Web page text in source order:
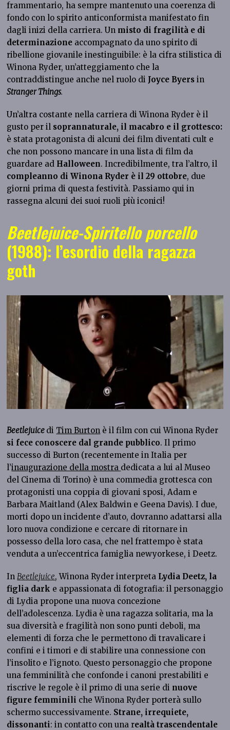
frammentario, ha sempre mantenuto una coerenza di
fondo con lo spirito anticonformista manifestato fin
dagli inizi della carriera. Un misto di fragilità e di
determinazione accompagnato da uno spirito di
ribellione giovanile inestinguibile: è la cifra stilistica di
Winona Ryder, un’atteggiamento che la
contraddistingue anche nel ruolo di Joyce Byers in
Stranger Things.
Un’altra costante nella carriera di Winona Ryder è il
gusto per il soprannaturale, il macabro e il grottesco:
è stata protagonista di alcuni dei film diventati cult e
che non possono mancare in una lista di film da
guardare ad Halloween. Incredibilmente, tra l’altro, il
compleanno di Winona Ryder è il 29 ottobre, due
giorni prima di questa festività. Passiamo qui in
rassegna alcuni dei suoi ruoli più iconici!
Beetlejuice-Spiritello porcello
(1988): l’esordio della ragazza
goth
Beetlejuice di Tim Burton è il film con cui Winona Ryder
si fece conoscere dal grande pubblico. Il primo
successo di Burton (recentemente in Italia per
l’inaugurazione della mostra dedicata a lui al Museo
del Cinema di Torino) è una commedia grottesca con
protagonisti una coppia di giovani sposi, Adam e
Barbara Maitland (Alex Baldwin e Geena Davis). I due,
morti dopo un incidente d’auto, dovranno adattarsi alla
loro nuova condizione e cercare di ritornare in
possesso della loro casa, che nel frattempo è stata
venduta a un’eccentrica famiglia newyorkese, i Deetz.
In Beetlejuice, Winona Ryder interpreta Lydia Deetz, la
figlia dark e appassionata di fotografia: il personaggio
di Lydia propone una nuova concezione
dell’adolescenza. Lydia è una ragazza solitaria, ma la
sua diversità e fragilità non sono punti deboli, ma
elementi di forza che le permettono di travalicare i
confini e i timori e di stabilire una connessione con
l’insolito e l’ignoto. Questo personaggio che propone
una femminilità che confonde i canoni prestabiliti e
riscrive le regole è il primo di una serie di nuove
figure femminili che Winona Ryder porterà sullo
schermo successivamente. Strane, irrequiete,
dissonanti: in contatto con una realtà trascendentale